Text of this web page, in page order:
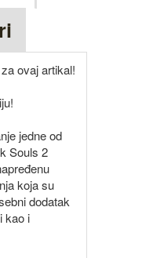
ovaj artikal!
jedne od
Souls 2
koja su
dodatak
kao i